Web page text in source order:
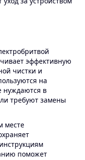
эффективную
чистки и
на
нуждаются в
требуют замены
месте
поможет